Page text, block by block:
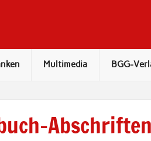
Multimedia BGG-
Abschriften